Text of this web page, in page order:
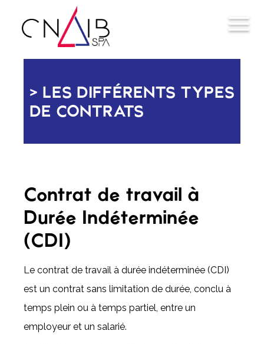
LES DIFFÉRENTS TYPES
DE CONTRATS
Contrat de travail à
Durée Indéterminée
(CDI)
Le contrat de travail à durée indéterminée (CDI)
est un contrat sans limitation de durée, conclu à
temps plein ou à temps partiel, entre un
employeur et un salarié.